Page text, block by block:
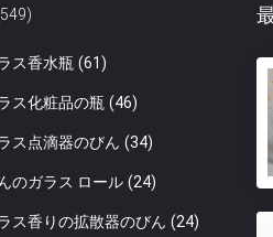
ス香水瓶 (61)
ス化粧品の瓶 (46)
ス点滴器のびん (34)
のガラス ロール (24)
ス香りの拡散器のびん (24)